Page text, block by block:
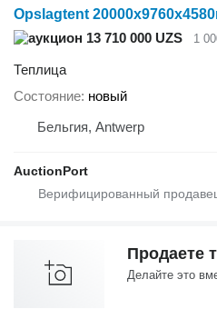
Opslagtent
13 710 000 UZS
1
Теплица
Состояние новый
Бельгия, Antwerp
AuctionPort
Продаете
Делайте это